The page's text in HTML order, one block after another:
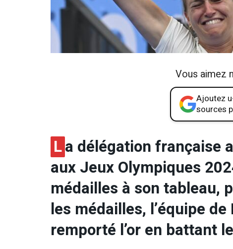
Vous aimez
Ajoutez
sources
La délégation française
aux Jeux Olympiques
médailles à son tableau,
les médailles, l’équipe
remporté l’or en battant